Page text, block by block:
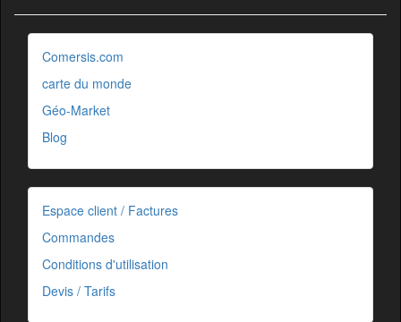
Comersis.com
carte du monde
Géo-Market
Blog
Espace client / Factures
Commandes
Conditions d'utilisation
Devis / Tarifs